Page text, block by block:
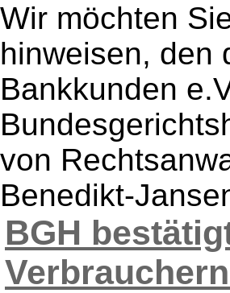
Wir möchten
hinweisen, den
Bankkunden
von
Benedikt-
BGH